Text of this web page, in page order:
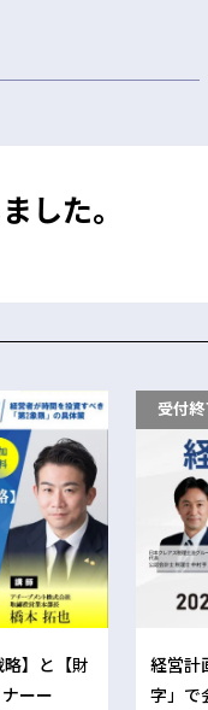
した。
】と【財
ーー
受付
経営計
字」で